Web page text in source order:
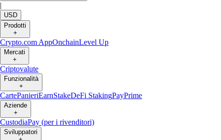
|
USD
Prodotti
+
Crypto.com AppOnchainLevel Up
Mercati
+
Criptovalute
Funzionalità
+
CartePanieriEarnStakeDeFi StakingPayPrime
Aziende
+
CustodiaPay (per i rivenditori)
Sviluppatori